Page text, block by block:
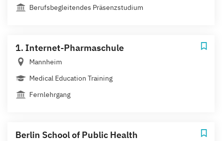
Berufsbegleitendes Präsenzstudium
1. Internet-Pharmaschule
Mannheim
Medical Education Training
Fernlehrgang
Berlin School of Public Health